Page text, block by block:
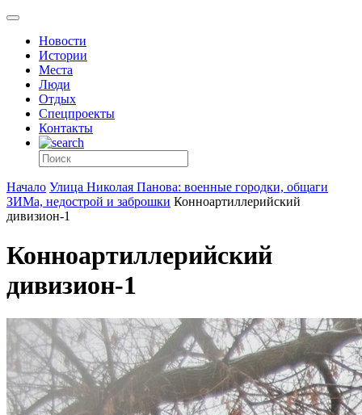
Новости
Истории
Места
Люди
Отдых
Спецпроекты
Контакты
Начало Улица Николая Панова: военные городки, общаги
ЗИМа, недострой и заброшки Конноартиллерийский
дивизион-1
Конноартиллерийский
дивизион-1